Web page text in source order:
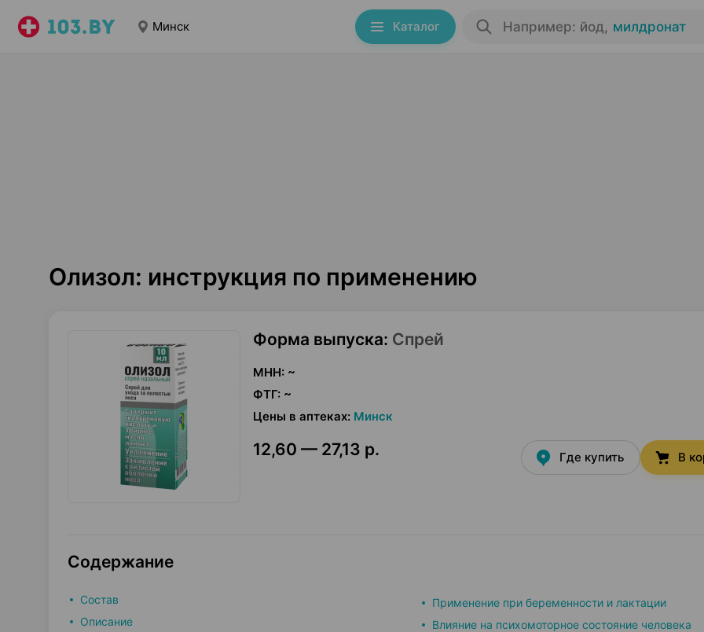
Минск Каталог Например: йод, милдронат
Олизол: инструкция по применению
Форма выпуска: Спрей
МНН: ~
ФТГ: ~
Цены в аптеках: Минск
12,60 — 27,13 р. Где купить В
Содержание
Состав
Описание
Применение при беременности и лактации
Влияние на психомоторное состояние человека